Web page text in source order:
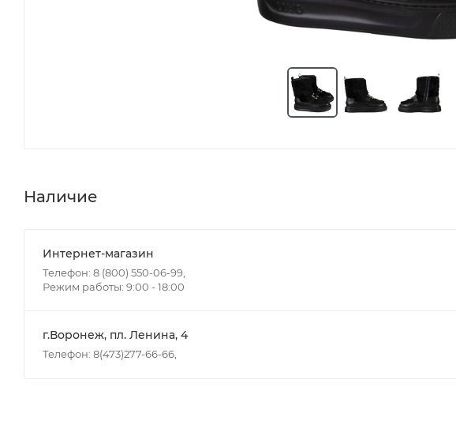
Наличие
Интернет-магазин
Телефон: 8 (800) 550-06-99,
Режим работы: 9:00 - 18:00
г.Воронеж, пл. Ленина, 4
Телефон: 8(473)277-66-66,